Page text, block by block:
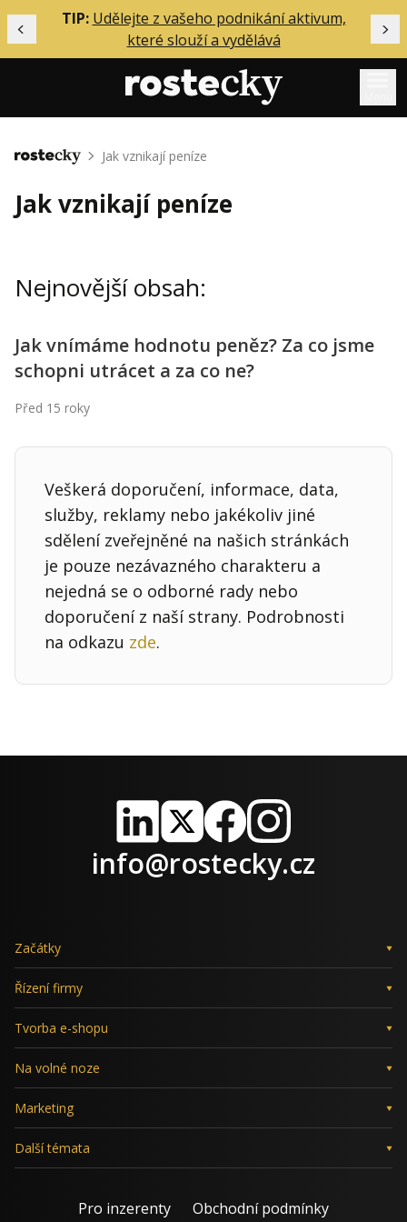
Předchozí
TIP: Udělejte z vašeho podnikání aktivum,
které slouží a vydělává
Mentoring
Solo
Inzerce
Přihlášení
Kontakt
Obchodní podmínky
Hledaná fráze Hledat
Domů Jak vznikají peníze
Jak vznikají peníze
Nejnovější obsah:
Jak vnímáme hodnotu peněz? Za co jsme
schopni utrácet a za co ne?
Před 15 roky
Veškerá doporučení, informace, data,
služby, reklamy nebo jakékoliv jiné
sdělení zveřejněné na našich stránkách
je pouze nezávazného charakteru a
nejedná se o odborné rady nebo
doporučení z naší strany. Podrobnosti
na odkazu zde.
LinkedIn
X FacebookInstagram
info@rostecky.cz
Začátky
Řízení firmy
Tvorba e-shopu
Na volné noze
Marketing
Další témata
Pro inzerenty Obchodní podmínky